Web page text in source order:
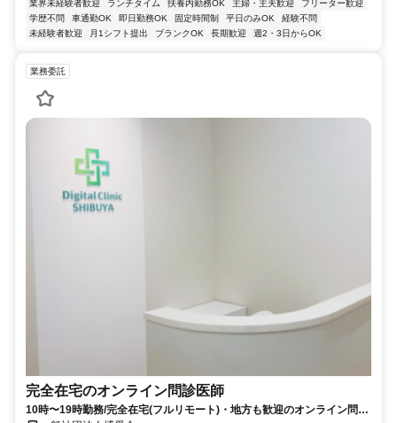
業界未経験者歓迎 ランチタイム 扶養内勤務OK 主婦・主夫歓迎
フリーター歓迎
学歴不問
車通勤OK 即日勤務OK 固定時間制 平日のみOK
経験不問
未経験者歓迎
月1シフト提出 ブランクOK 長期歓迎 週2・3日からOK
業務委託
完全在宅のオンライン問診医師
10時〜19時勤務/完全在宅(フルリモート)・地方も歓迎のオンライン問診